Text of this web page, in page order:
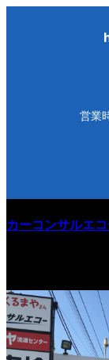
営業
日
カーコンサルエ
e
a
r
c